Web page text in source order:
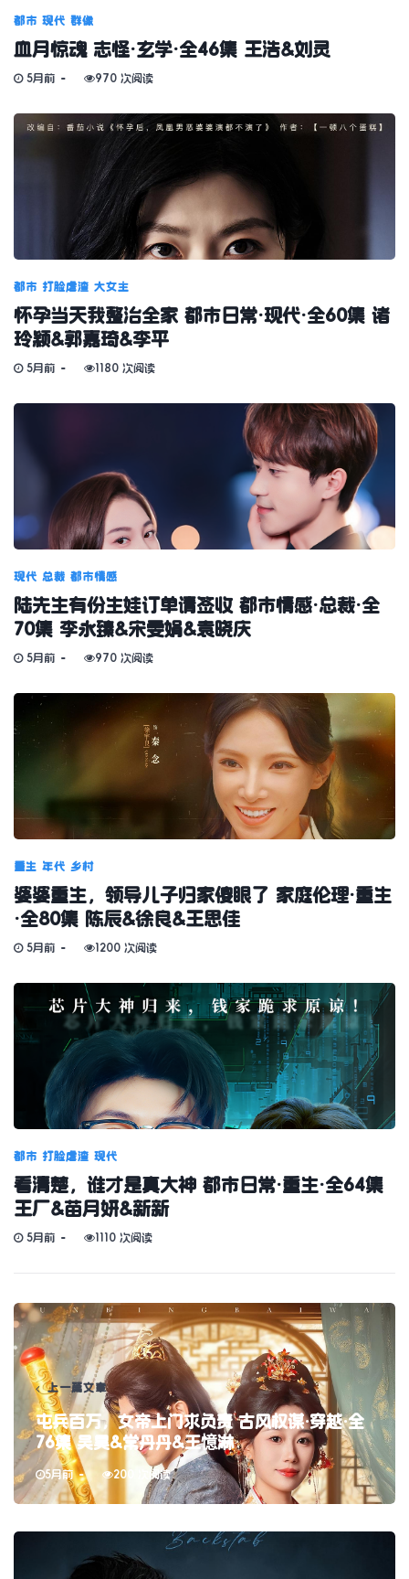
都市 现代 群像
血月惊魂 志怪·玄学·全46集 王浩&刘灵
5月前 970 次阅读
都市 打脸虐渣 大女主
怀孕当天我整治全家 都市日常·现代·全60集 诸
玲颖&郭嘉琦&李平
5月前 1180 次阅读
现代 总裁 都市情感
陆先生有份生娃订单请签收 都市情感·总裁·全
70集 李永臻&宋雯娟&袁晓庆
5月前 970 次阅读
重生 年代 乡村
婆婆重生，领导儿子归家傻眼了 家庭伦理·重生
·全80集 陈辰&徐良&王思佳
5月前 1200 次阅读
都市 打脸虐渣 现代
看清楚，谁才是真大神 都市日常·重生·全64集
王厂&苗月妍&新新
5月前 1110 次阅读
上一篇文章
屯兵百万，女帝上门求负责 古风权谋·穿越·全
76集 吴昊&常丹丹&王憶淋
5月前 200 次阅读